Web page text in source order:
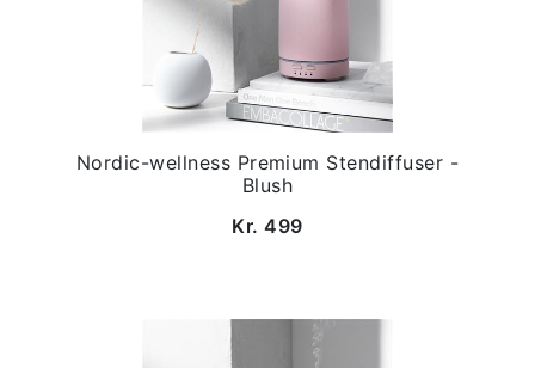
Nordic-wellness Premium Stendiffuser -
Blush
Kr. 499